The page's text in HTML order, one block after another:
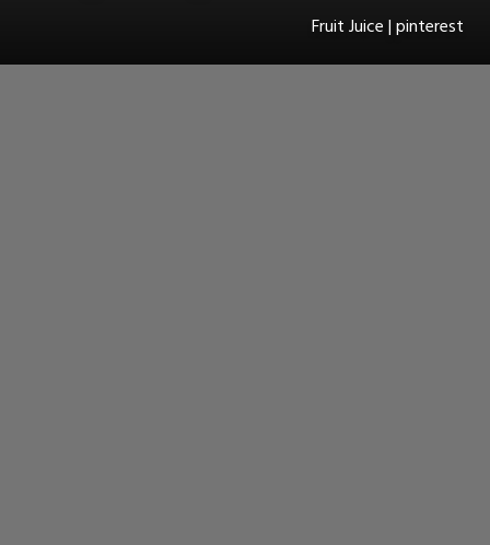
Fruit Juice | pinterest